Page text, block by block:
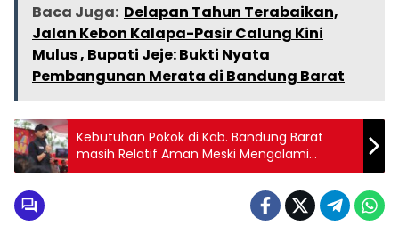
Baca Juga: Delapan Tahun Terabaikan,
Jalan Kebon Kalapa-Pasir Calung Kini
Mulus , Bupati Jeje: Bukti Nyata
Pembangunan Merata di Bandung Barat
Kebutuhan Pokok di Kab. Bandung Barat
masih Relatif Aman Meski Mengalami
Kenaikan Harga